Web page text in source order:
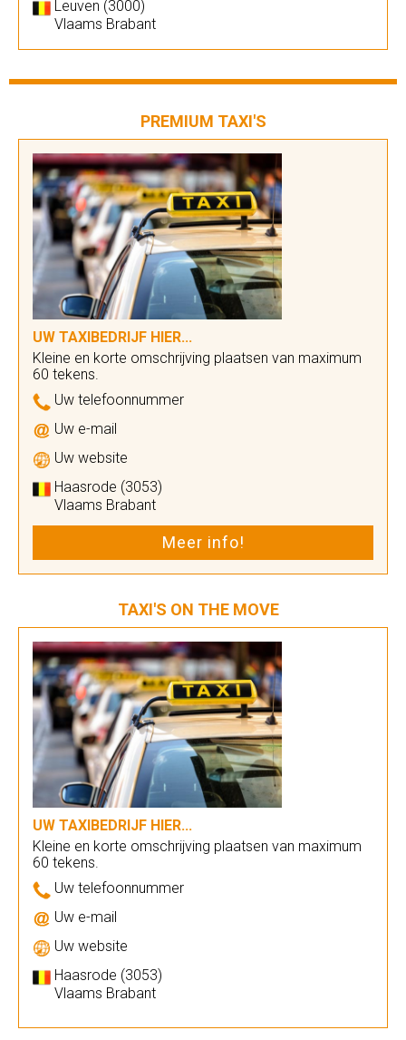
Leuven (3000)
Vlaams Brabant
PREMIUM TAXI'S
UW TAXIBEDRIJF HIER...
Kleine en korte omschrijving plaatsen van maximum
60 tekens.
Uw telefoonnummer
Uw e-mail
Uw website
Haasrode (3053)
Vlaams Brabant
Meer info!
TAXI'S ON THE MOVE
UW TAXIBEDRIJF HIER...
Kleine en korte omschrijving plaatsen van maximum
60 tekens.
Uw telefoonnummer
Uw e-mail
Uw website
Haasrode (3053)
Vlaams Brabant